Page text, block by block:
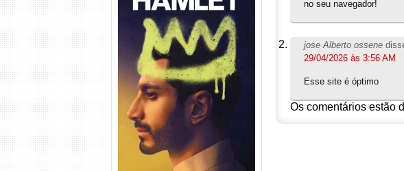
no seu navegador!
jose Alberto ossene
29/04/2026 às 3:56 AM
Esse site é óptimo
Os comentários estão
Hamlet Torrent (2026) WEB-
DL 1080p Dual Áudio